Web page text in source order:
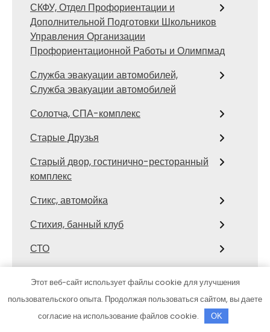
СКФУ, Отдел Профориентации и
Дополнительной Подготовки Школьников
Управления Организации
Профориентационной Работы и Олимпмад
Служба эвакуации автомобилей,
Служба эвакуации автомобилей
Солотча, СПА-комплекс
Старые Друзья
Старый двор, гостинично-ресторанный
комплекс
Стикс, автомойка
Стихия, банный клуб
СТО
Столярка 22, производственно-
торговая компания
Этот веб-сайт использует файлы cookie для улучшения
пользовательского опыта. Продолжая пользоваться сайтом, вы даете
согласие на использование файлов cookie.
OK